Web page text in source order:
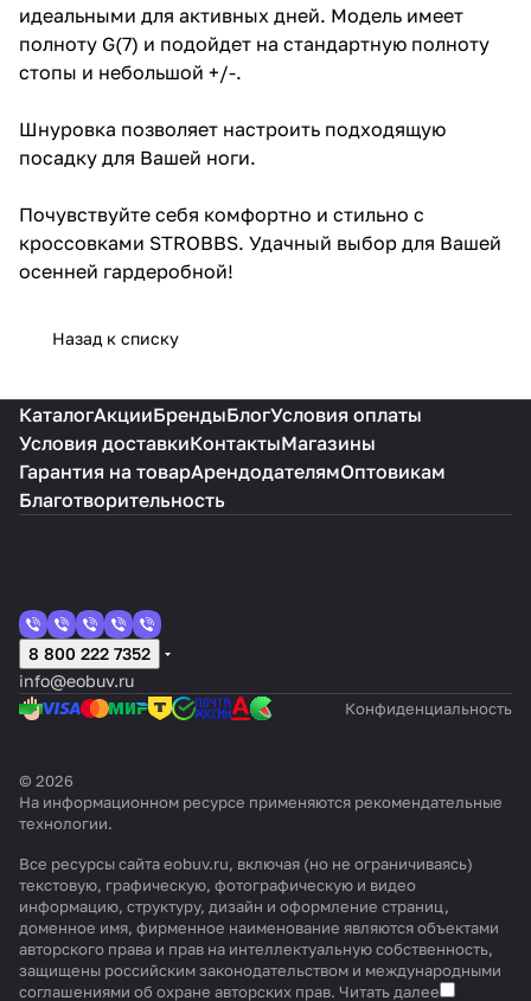
идеальными для активных дней. Модель имеет
полноту G(7) и подойдет на стандартную полноту
стопы и небольшой +/-.
Шнуровка позволяет настроить подходящую
посадку для Вашей ноги.
Почувствуйте себя комфортно и стильно с
кроссовками STROBBS. Удачный выбор для Вашей
осенней гардеробной!
Назад к списку
КаталогАкцииБрендыБлогУсловия оплаты
Условия доставкиКонтактыМагазины
Гарантия на товарАрендодателямОптовикам
Благотворительность
8 800 222 7352
info@eobuv.ru
Конфиденциальность
© 2026
На информационном ресурсе применяются рекомендательные
технологии.
Все ресурсы сайта eobuv.ru, включая (но не ограничиваясь)
текстовую, графическую, фотографическую и видео
информацию, структуру, дизайн и оформление страниц,
доменное имя, фирменное наименование являются объектами
авторского права и прав на интеллектуальную собственность,
защищены российским законодательством и международными
соглашениями об охране авторских прав. Читать далее